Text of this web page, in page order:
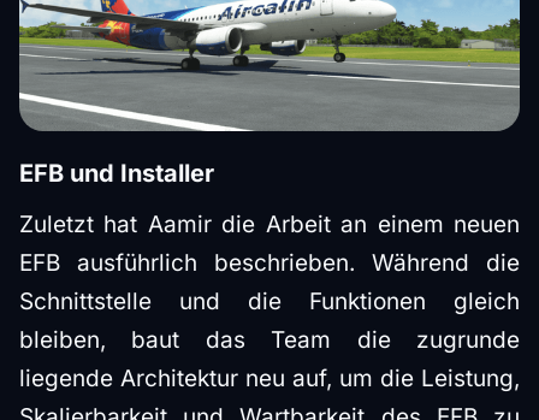
EFB und Installer
Zuletzt hat Aamir die Arbeit an einem neuen
EFB ausführlich beschrieben. Während die
Schnittstelle und die Funktionen gleich
bleiben, baut das Team die zugrunde
liegende Architektur neu auf, um die Leistung,